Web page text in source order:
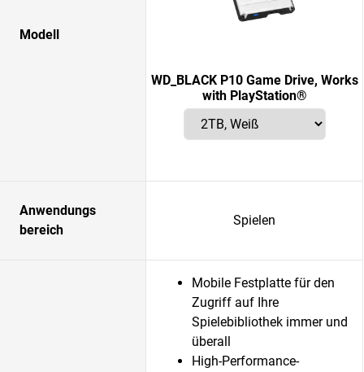
Modell
WD_BLACK P10 Game Drive, Works
with PlayStation®
Anwendungs
bereich
Spielen
Mobile Festplatte für den
Zugriff auf Ihre
Spielebibliothek immer und
überall
High-Performance-